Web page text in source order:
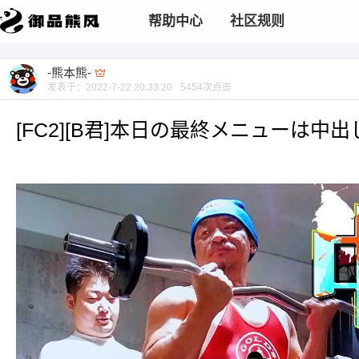
帮助中心 社区规则
-熊本熊-
发表于： 2022-7-22 20:33:20 5454次点击
[FC2][B君]本日の最終メニューは中出